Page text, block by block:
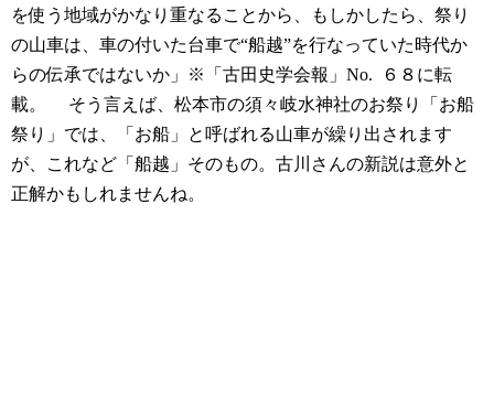
を使う地域がかなり重なることから、もしかしたら、祭り
の山車は、車の付いた台車で“船越”を行なっていた時代か
らの伝承ではないか」※「古田史学会報」No. ６８に転
載。
そう言えば、松本市の須々岐水神社のお祭り「お船
祭り」では、「お船」と呼ばれる山車が繰り出されます
が、これなど「船越」そのもの。古川さんの新説は意外と
正解かもしれませんね。